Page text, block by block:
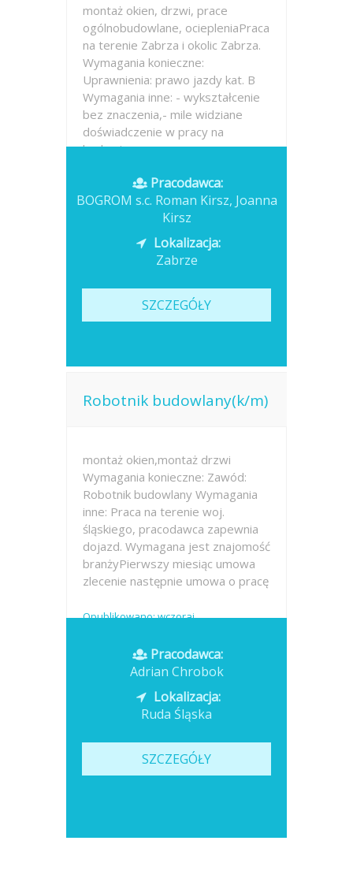
montaż okien, drzwi, prace
ogólnobudowlane, ociepleniaPraca
na terenie Zabrza i okolic Zabrza.
Wymagania konieczne:
Uprawnienia: prawo jazdy kat. B
Wymagania inne: - wykształcenie
bez znaczenia,- mile widziane
doświadczenie w pracy na
budowie
Opublikowano: wczoraj
Pracodawca:
BOGROM s.c. Roman Kirsz, Joanna
Kirsz
Lokalizacja:
Zabrze
SZCZEGÓŁY
Robotnik budowlany(k/m)
montaż okien,montaż drzwi
Wymagania konieczne: Zawód:
Robotnik budowlany Wymagania
inne: Praca na terenie woj.
śląskiego, pracodawca zapewnia
dojazd. Wymagana jest znajomość
branżyPierwszy miesiąc umowa
zlecenie następnie umowa o pracę
Opublikowano: wczoraj
Pracodawca:
Adrian Chrobok
Lokalizacja:
Ruda Śląska
SZCZEGÓŁY